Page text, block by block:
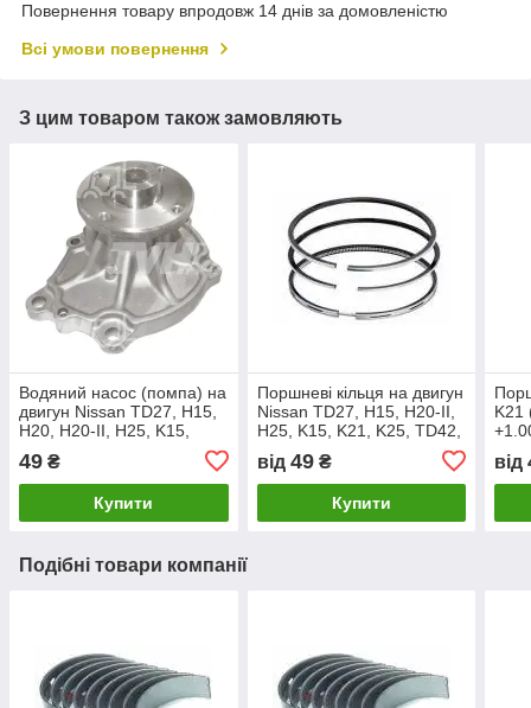
Повернення товару впродовж 14 днів за домовленістю
Всі умови повернення
З цим товаром також замовляють
Водяний насос (помпа) на
двигун Nissan TD27, H15,
H20, H20-II, H25, K15,
49 ₴
Купити
Поршневі кільця на двигун
Nissan TD27, H15, H20-II,
H25, K15, K21, K25, TD42,
від 49₴
Купити
K21
від
Подібні товари компанії